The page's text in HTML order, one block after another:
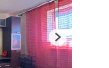
Next